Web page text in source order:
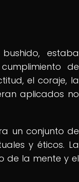
estaba
de
el coraje, la
aplicados no
un conjunto de
y éticos. La
de la mente y el